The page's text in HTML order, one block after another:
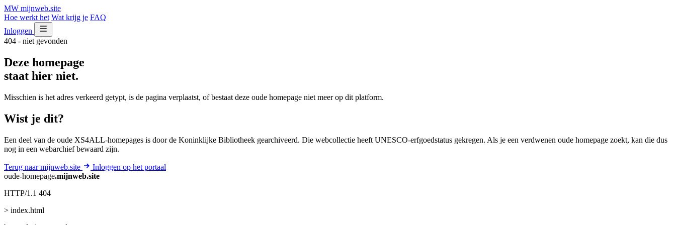
MW mijnweb.site
Hoe werkt het Wat krijg je FAQ
Inloggen
404 - niet gevonden
Deze homepage
staat hier niet.
Misschien is het adres verkeerd getypt, is de pagina verplaatst, of bestaat deze oude homepage niet meer op dit platform.
Wist je dit?
Een deel van de oude XS4ALL-homepages is door de Koninklijke Bibliotheek gearchiveerd. Die webcollectie heeft UNESCO-erfgoedstatus gekregen. Als je een verdwenen oude homepage zoekt, kan die dus
nog in een webarchief bewaard zijn.
Terug naar mijnweb.site
Inloggen op het portaal
oude-homepage.mijnweb.site
HTTP/1.1 404
> index.html